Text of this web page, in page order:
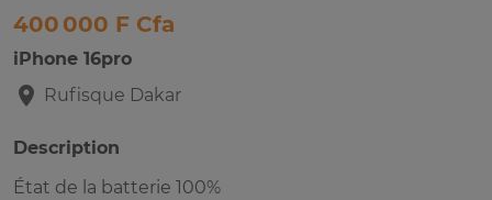
400 000 F Cfa
iPhone 16pro
Rufisque Dakar
Description
État de la batterie 100%